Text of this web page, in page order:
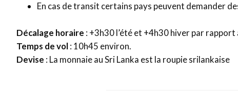
En cas de transit certains pays peuvent demander
Décalage horaire : +3h30 l’été et +4h30 hiver par rapport
Temps de vol: 10h45 environ.
Devise : La monnaie au Sri Lanka est la roupie srilankaise